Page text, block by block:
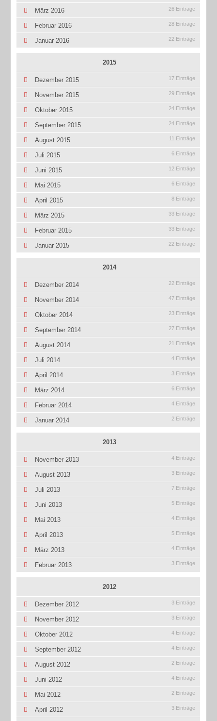
März 2016 26 Einträge
Februar 2016 28 Einträge
Januar 2016 22 Einträge
2015
Dezember 2015 17 Einträge
November 2015 29 Einträge
Oktober 2015 24 Einträge
September 2015 24 Einträge
August 2015 11 Einträge
Juli 2015 6 Einträge
Juni 2015 12 Einträge
Mai 2015 6 Einträge
April 2015 8 Einträge
März 2015 33 Einträge
Februar 2015 33 Einträge
Januar 2015 22 Einträge
2014
Dezember 2014 22 Einträge
November 2014 47 Einträge
Oktober 2014 23 Einträge
September 2014 27 Einträge
August 2014 21 Einträge
Juli 2014 4 Einträge
April 2014 3 Einträge
März 2014 6 Einträge
Februar 2014 4 Einträge
Januar 2014 2 Einträge
2013
November 2013 4 Einträge
August 2013 3 Einträge
Juli 2013 7 Einträge
Juni 2013 5 Einträge
Mai 2013 4 Einträge
April 2013 5 Einträge
März 2013 4 Einträge
Februar 2013 3 Einträge
2012
Dezember 2012 3 Einträge
November 2012 3 Einträge
Oktober 2012 4 Einträge
September 2012 4 Einträge
August 2012 2 Einträge
Juni 2012 4 Einträge
Mai 2012 2 Einträge
April 2012 3 Einträge